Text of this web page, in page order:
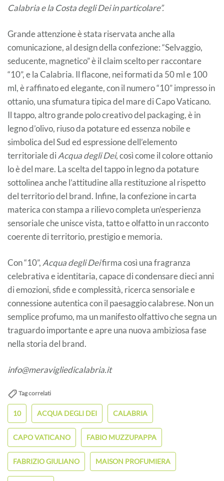
Calabria e la Costa degli Dei in particolare”.
Grande attenzione è stata riservata anche alla
comunicazione, al design della confezione: “Selvaggio,
seducente, magnetico” è il claim scelto per raccontare
“10”, e la Calabria. Il flacone, nei formati da 50 ml e 100
ml, è raffinato ed elegante, con il numero “10” impresso in
ottanio, una sfumatura tipica del mare di Capo Vaticano.
Il tappo, altro grande polo creativo del packaging, è in
legno d’olivo, riuso da potature ed essenza nobile e
simbolica del Sud ed espressione dell’elemento
territoriale di Acqua degli Dei, così come il colore ottanio
lo è del mare. La scelta del tappo in legno da potature
sottolinea anche l’attitudine alla restituzione al rispetto
del territorio del brand. Infine, la confezione in carta
materica con stampa a rilievo completa un’esperienza
sensoriale che unisce vista, tatto e olfatto in un racconto
coerente di territorio, prestigio e memoria.
Con “10”, Acqua degli Deifirma così una fragranza
celebrativa e identitaria, capace di condensare dieci anni
di emozioni, sfide e complessità, ricerca sensoriale e
connessione autentica con il paesaggio calabrese. Non un
semplice profumo, ma un manifesto olfattivo che segna un
traguardo importante e apre una nuova ambiziosa fase
nella storia del brand.
info@meravigliedicalabria.it
Tag correlati
10 ACQUA DEGLI DEI CALABRIA
CAPO VATICANO FABIO MUZZUPAPPA
FABRIZIO GIULIANO MAISON PROFUMIERA